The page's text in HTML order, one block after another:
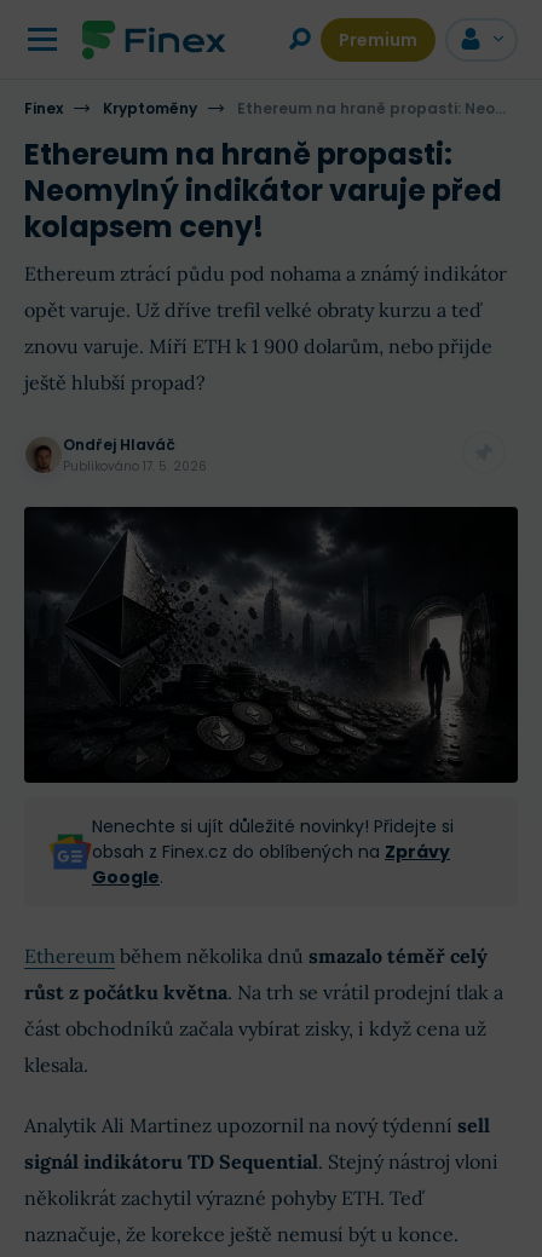
Premium
Finex Kryptoměny Ethereum na hraně propasti: Neomylný indikátor varuje před kolapsem ceny!
Ethereum na hraně propasti:
Neomylný indikátor varuje před
kolapsem ceny!
Ethereum ztrácí půdu pod nohama a známý indikátor
opět varuje. Už dříve trefil velké obraty kurzu a teď
znovu varuje. Míří ETH k 1 900 dolarům, nebo přijde
ještě hlubší propad?
Ondřej Hlaváč
Publikováno 17. 5. 2026
Nenechte si ujít důležité novinky! Přidejte si
obsah z Finex.cz do oblíbených na Zprávy
Google.
Ethereum během několika dnů smazalo téměř celý
růst z počátku května. Na trh se vrátil prodejní tlak a
část obchodníků začala vybírat zisky, i když cena už
klesala.
Analytik Ali Martinez upozornil na nový týdenní sell
signál indikátoru TD Sequential. Stejný nástroj vloni
několikrát zachytil výrazné pohyby ETH. Teď
naznačuje, že korekce ještě nemusí být u konce.